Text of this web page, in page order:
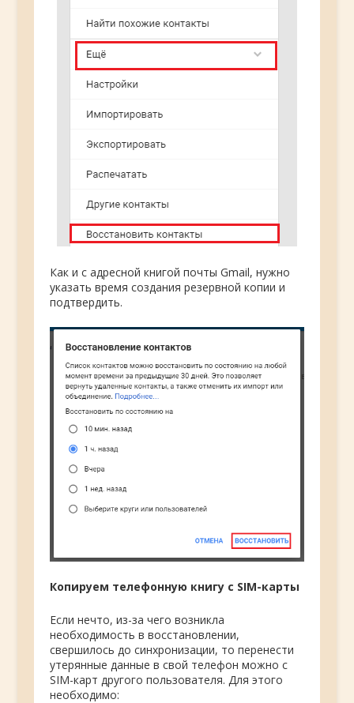
Как и с адресной книгой почты Gmail, нужно
указать время создания резервной копии и
подтвердить.
Копируем телефонную книгу с SIM-карты
Если нечто, из-за чего возникла
необходимость в восстановлении,
свершилось до синхронизации, то перенести
утерянные данные в свой телефон можно с
SIM-карт другого пользователя. Для этого
необходимо: